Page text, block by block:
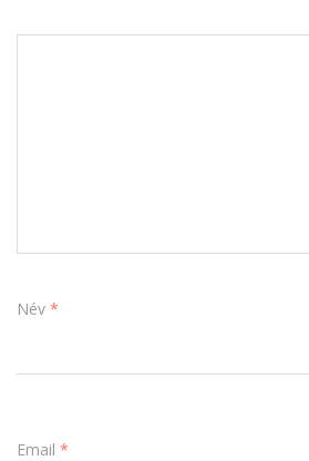
Név *
Email *